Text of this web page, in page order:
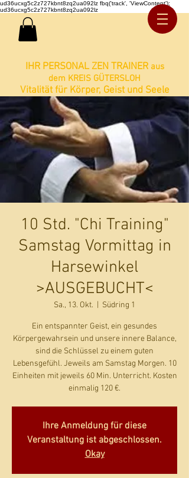
ud36ucxg5c2z727kbnt8zq2ua092lz fbq('track', 'ViewContent');
ud36ucxg5c2z727kbnt8zq2ua092lz
IHR PERSONAL ZEN TRAINER aus
dem KREIS GÜTERSLOH
Vitalität für Körper, Geist und Seele
10 Std. "Chi Training"
Samstag Vormittag in
Harsewinkel
>AUSGEBUCHT<
Sa., 13. Okt. Südring 1
Ein entspannter Geist, ein gesundes
Körpergewahrsein und unsere innere Balance,
sind die Schlüssel zu einem guten
Lebensgefühl. Jeweils am Samstag Morgen. 10
Einheiten mit jeweils 60 Min. Unterricht. Kosten
einmalig 120 €.
Ihre Anmeldung für diese
Veranstaltung ist abgeschlossen.
Okay